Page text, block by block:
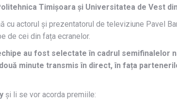
Timişoara și Universitatea de Vest
actorul și prezentatorul de televiziune Pavel
de cei din fața ecranelor.
au fost selectate în cadrul semifinalelor
minute transmis în direct, în fața
și li se vor acorda premiile: